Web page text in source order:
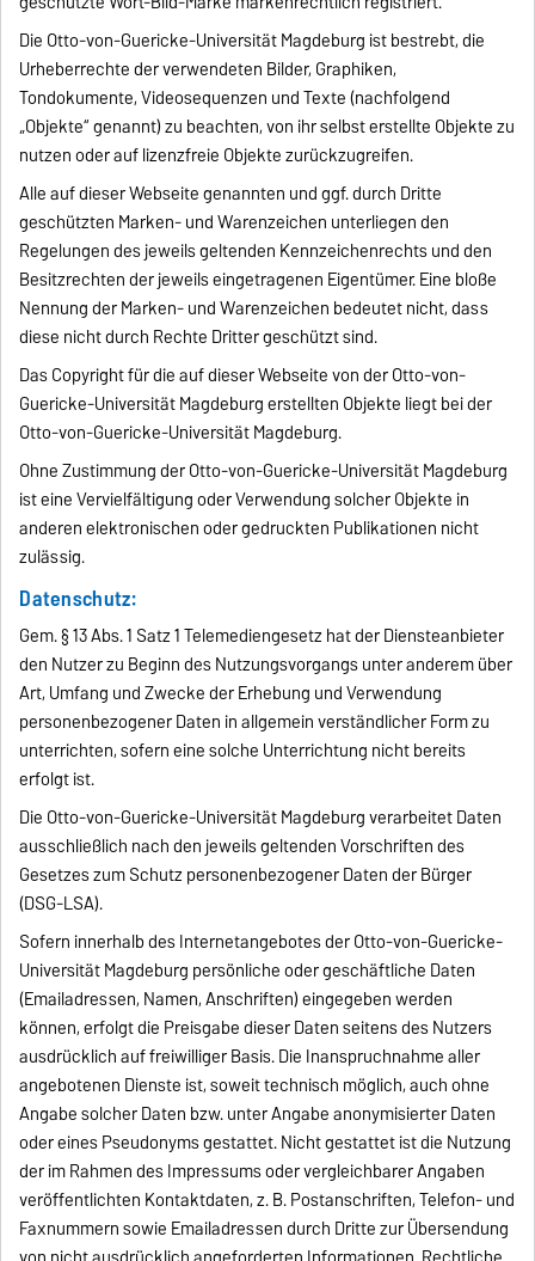
Die Otto-von-Guericke-Universität Magdeburg ist bestrebt, die
Urheberrechte der verwendeten Bilder, Graphiken,
Tondokumente, Videosequenzen und Texte (nachfolgend
„Objekte“ genannt) zu beachten, von ihr selbst erstellte Objekte zu
nutzen oder auf lizenzfreie Objekte zurückzugreifen.
Alle auf dieser Webseite genannten und ggf. durch Dritte
geschützten Marken- und Warenzeichen unterliegen den
Regelungen des jeweils geltenden Kennzeichenrechts und den
Besitzrechten der jeweils eingetragenen Eigentümer. Eine bloße
Nennung der Marken- und Warenzeichen bedeutet nicht, dass
diese nicht durch Rechte Dritter geschützt sind.
Das Copyright für die auf dieser Webseite von der Otto-von-
Guericke-Universität Magdeburg erstellten Objekte liegt bei der
Otto-von-Guericke-Universität Magdeburg.
Ohne Zustimmung der Otto-von-Guericke-Universität Magdeburg
ist eine Vervielfältigung oder Verwendung solcher Objekte in
anderen elektronischen oder gedruckten Publikationen nicht
zulässig.
Datenschutz:
Gem. § 13 Abs. 1 Satz 1 Telemediengesetz hat der Diensteanbieter
den Nutzer zu Beginn des Nutzungsvorgangs unter anderem über
Art, Umfang und Zwecke der Erhebung und Verwendung
personenbezogener Daten in allgemein verständlicher Form zu
unterrichten, sofern eine solche Unterrichtung nicht bereits
erfolgt ist.
Die Otto-von-Guericke-Universität Magdeburg verarbeitet Daten
ausschließlich nach den jeweils geltenden Vorschriften des
Gesetzes zum Schutz personenbezogener Daten der Bürger
(DSG-LSA).
Sofern innerhalb des Internetangebotes der Otto-von-Guericke-
Universität Magdeburg persönliche oder geschäftliche Daten
(Emailadressen, Namen, Anschriften) eingegeben werden
können, erfolgt die Preisgabe dieser Daten seitens des Nutzers
ausdrücklich auf freiwilliger Basis. Die Inanspruchnahme aller
angebotenen Dienste ist, soweit technisch möglich, auch ohne
Angabe solcher Daten bzw. unter Angabe anonymisierter Daten
oder eines Pseudonyms gestattet. Nicht gestattet ist die Nutzung
der im Rahmen des Impressums oder vergleichbarer Angaben
veröffentlichten Kontaktdaten, z. B. Postanschriften, Telefon- und
Faxnummern sowie Emailadressen durch Dritte zur Übersendung